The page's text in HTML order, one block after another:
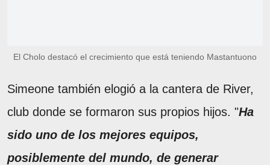
El Cholo destacó el crecimiento que está teniendo Mastantuono
Simeone también elogió a la cantera de River,
club donde se formaron sus propios hijos. "Ha
sido uno de los mejores equipos,
posiblemente del mundo, de generar